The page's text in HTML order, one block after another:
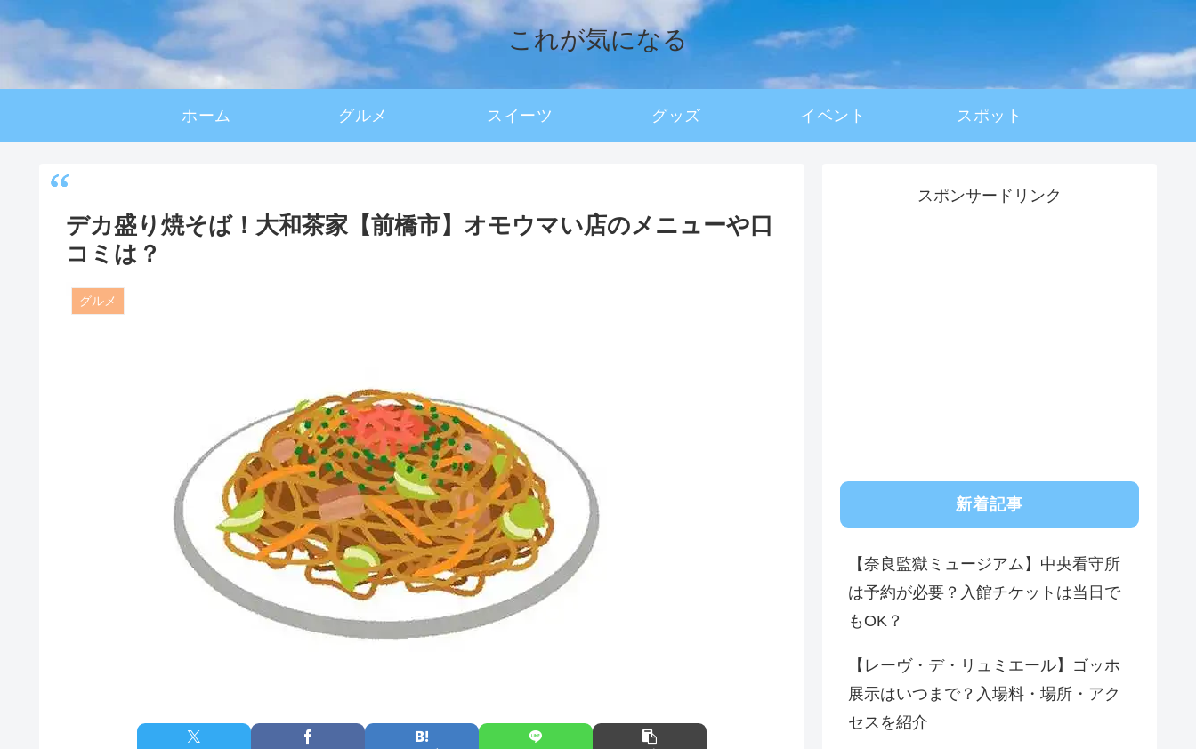
これが気になる
ホーム グルメ スイーツ グッズ イベント スポット
デカ盛り焼そば！大和茶家【前橋市】オモウマい店のメニューや口
コミは？
グルメ
スポンサードリンク
新着記事
【奈良監獄ミュージアム】中央看守所
は予約が必要？入館チケットは当日で
もOK？
【レーヴ・デ・リュミエール】ゴッホ
展示はいつまで？入場料・場所・アク
セスを紹介